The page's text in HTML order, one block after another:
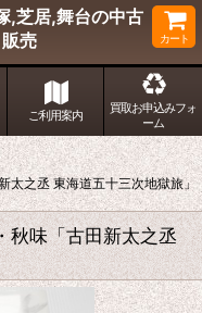
,芝居,舞台の中古
売
カート
ご利用案内
買取お申込みフォ
ーム
太之丞 東海道五十三次地獄旅」
味「古田新太之丞